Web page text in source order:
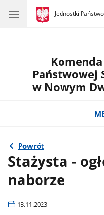
gov.pl
Jednostki
gov.pl
Jednostki
Państwowej
w Nowym
Powrót
Stażysta -
naborze
13.11.2023